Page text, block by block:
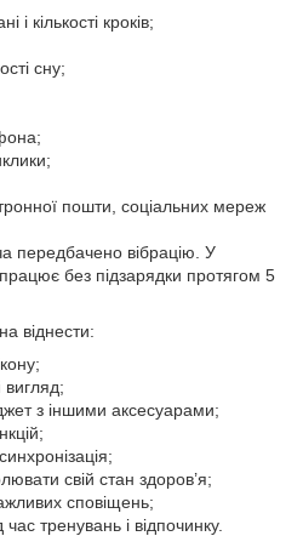
і кількості кроків;
сну;
пошти, соціальних мереж
передбачено вібрацію. У
без підзарядки протягом 5
віднести:
вигляд;
з іншими аксесуарами;
свій стан здоров’я;
сповіщень;
тренувань і відпочинку.